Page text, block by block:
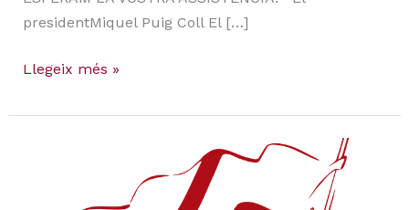
presidentMiquel Puig Coll El […]
Llegeix més »